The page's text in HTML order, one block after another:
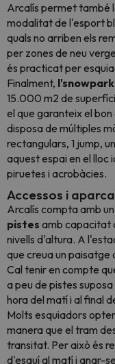
Arcalís permet també
modalitat de l'esport
quals no arriben els
per zones de neu
és practicat per
Finalment, l'snowpark
15.000 m2 de
el que garanteix el
disposa de múltiples
rectangulars, 1 jump,
aquest espai en el lloc
piruetes i acrobàcies.
Accessos i
Arcalís compta amb
pistes amb capacitat
nivells d'altura. A
que creua un paisatge
Cal tenir en compte
a peu de pistes
hora del matí i al final
Molts esquiadors
manera que el tram
transitat. Per això és
d'esquí al matí i anar-